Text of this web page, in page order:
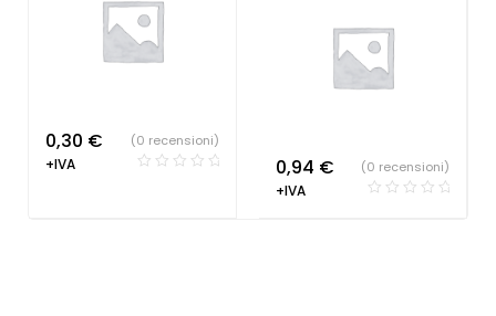
0,30 €
+IVA
(0 recensioni)
0,94 €
+IVA
(0 recensioni)